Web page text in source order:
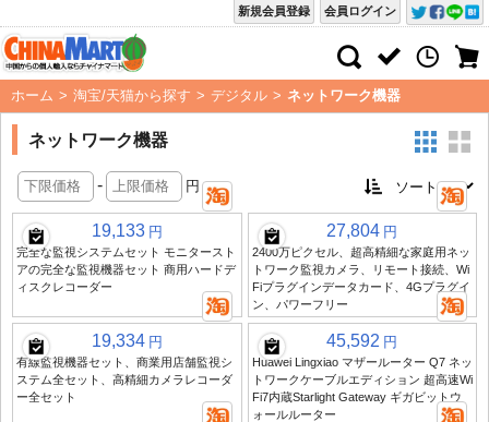
会員ログイン
新規会員登録
ホーム > 淘宝/天猫から探す > デジタル > ネットワーク機器
ネットワーク機器
- 円
19,133 円
完全な監視システムセット モニタースト
アの完全な監視機器セット 商用ハードデ
ィスクレコーダー
27,804 円
2400万ピクセル、超高精細な家庭用ネッ
トワーク監視カメラ、リモート接続、Wi
Fiプラグインデータカード、4Gプラグイ
ン、パワーフリー
19,334 円
有線監視機器セット、商業用店舗監視シ
ステム全セット、高精細カメラレコーダ
ー全セット
45,592 円
Huawei Lingxiao マザールーター Q7 ネッ
トワークケーブルエディション 超高速Wi
Fi7内蔵Starlight Gateway ギガビットウ
ォールルーター